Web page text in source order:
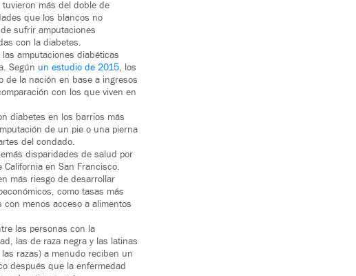
tuvieron más del doble de
que los blancos no
sufrir amputaciones
con la diabetes.
amputaciones diabéticas
Según un estudio de 2015, los
de la nación en base a ingresos
con los que viven en
diabetes en los barrios más
de un pie o una pierna
del condado.
disparidades de salud por
en San Francisco.
más riesgo de desarrollar
como tasas más
menos acceso a alimentos
las personas con la
las de raza negra y las latinas
razas) a menudo reciben un
después que la enfermedad